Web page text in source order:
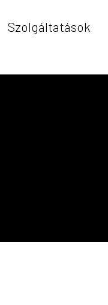
Szolgáltatások